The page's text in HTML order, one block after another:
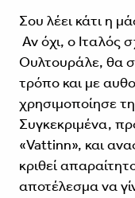
Σου λέει κάτι η
Αν όχι, ο Ιταλός
Ουλτουράλε, θα
τρόπο και με
χρησιμοποίησε
Συγκεκριμένα,
«Vattinn», και
κριθεί
αποτέλεσμα να